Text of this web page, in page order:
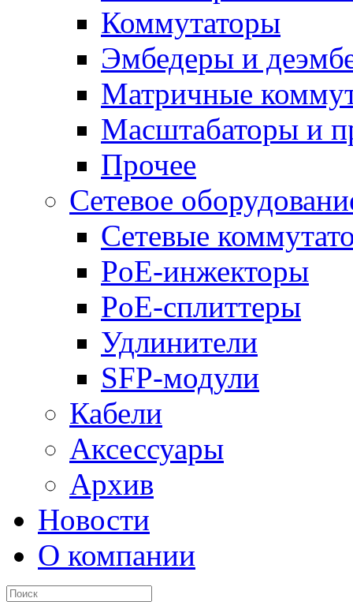
Коммутаторы
Эмбедеры и
Матричные
Масштабаторы и
Прочее
Сетевое
Сетевые
PoE-инжекторы
PoE-сплиттеры
Удлинители
SFP-модули
Кабели
Аксессуары
Архив
Новости
О компании